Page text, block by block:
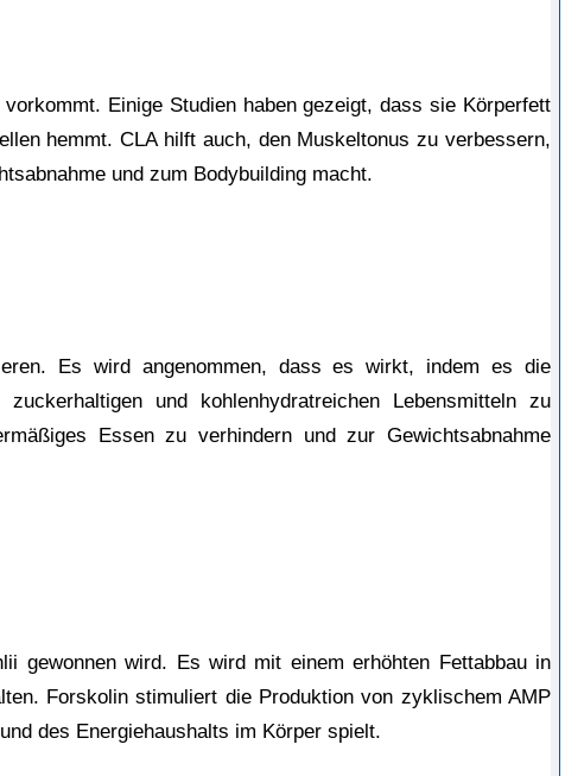
Einige Studien haben gezeigt, dass sie Körperfett
hemmt. CLA hilft auch, den Muskeltonus zu verbessern,
und zum Bodybuilding macht.
Es wird angenommen, dass es wirkt, indem es die
und kohlenhydratreichen Lebensmitteln zu
Essen zu verhindern und zur Gewichtsabnahme
gewonnen wird. Es wird mit einem erhöhten Fettabbau in
Forskolin stimuliert die Produktion von zyklischem AMP
des Energiehaushalts im Körper spielt.